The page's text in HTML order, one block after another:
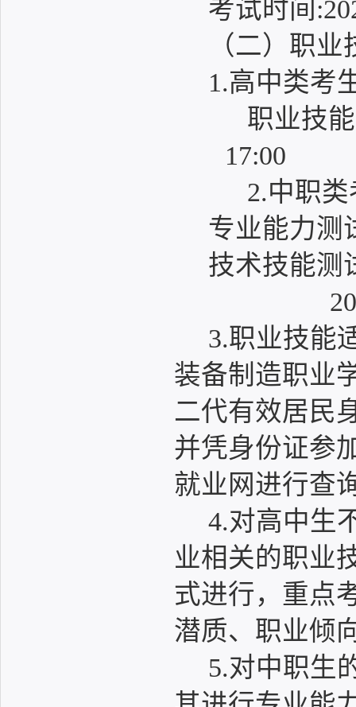
考试时间
（二）职
1.高中类考
职业技
17:00
2.中职
专业能力测
技术技能测
2026年
3.职业技能
装备制造职业
二代有效居民
并凭身份证参
就业网进行查
4.对高中生
业相关的职业
式进行，重点
潜质、职业倾
5.对中职生